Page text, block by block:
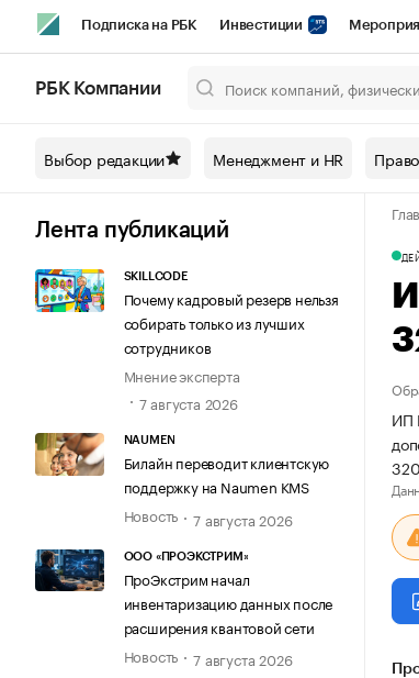
Подписка на РБК Инвестиции
Спецпроекты СПб Конференции СПб
Технологии и медиа Рынок
РБК Компании
Выбор редакции Менеджмент и HR
Лента публикаций
SKILLCODE
Почему кадровый резерв нельзя
собирать только из лучших
сотрудников
Мнение эксперта
7 августа 2026
NAUMEN
Билайн переводит клиентскую
поддержку на Naumen KMS
Новость
7 августа 2026
ООО «ПРОЭКСТРИМ»
ПроЭкстрим начал
инвентаризацию данных после
расширения квантовой сети
Новость
7 августа 2026
ИП